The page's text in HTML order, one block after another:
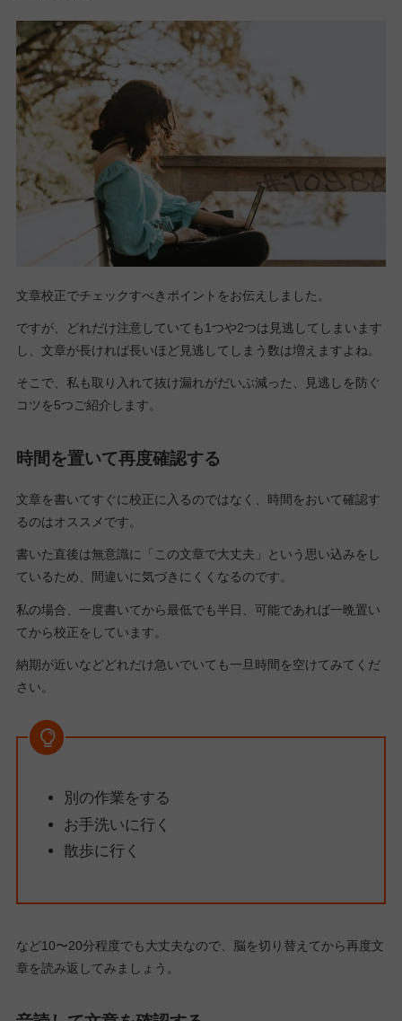
文章校正でチェックすべきポイントをお伝えしました。
ですが、どれだけ注意していても1つや2つは見逃してしまいます
し、文章が長ければ長いほど見逃してしまう数は増えますよね。
そこで、私も取り入れて抜け漏れがだいぶ減った、見逃しを防ぐ
コツを5つご紹介します。
時間を置いて再度確認する
文章を書いてすぐに校正に入るのではなく、時間をおいて確認す
るのはオススメです。
書いた直後は無意識に「この文章で大丈夫」という思い込みをし
ているため、間違いに気づきにくくなるのです。
私の場合、一度書いてから最低でも半日、可能であれば一晩置い
てから校正をしています。
納期が近いなどどれだけ急いでいても一旦時間を空けてみてくだ
さい。
別の作業をする
お手洗いに行く
散歩に行く
など10〜20分程度でも大丈夫なので、脳を切り替えてから再度文
章を読み返してみましょう。